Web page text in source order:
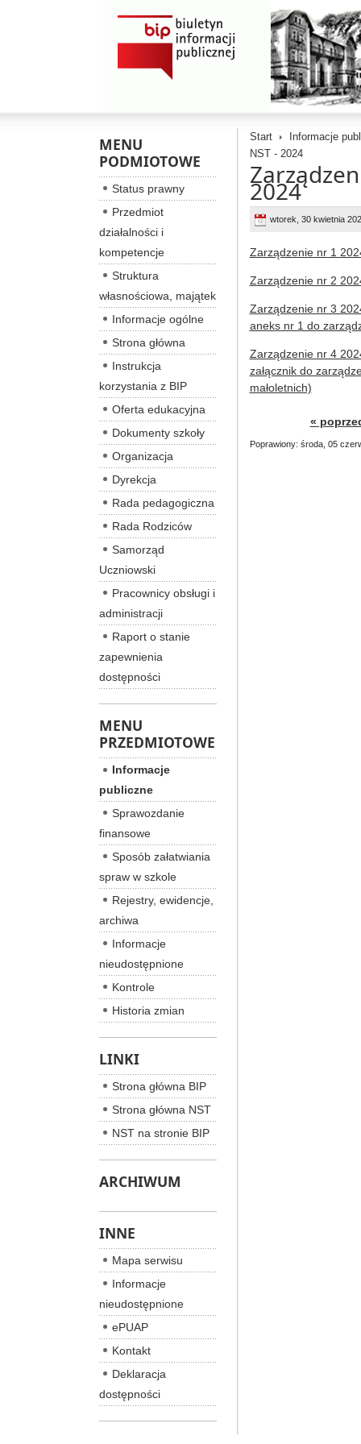
Start
Informacje
NST - 2024
2024
wtorek, 30 kwietnia
Zarządzenie nr 1
Zarządzenie nr 2
Zarządzenie nr 3
aneks nr 1 do
Zarządzenie nr 4
załącznik do
małoletnich)
«
Poprawiony: środa, 05
MENU
PODMIOTOWE
Status prawny
Przedmiot
działalności i
kompetencje
Struktura
własnościowa, majątek
Informacje ogólne
Strona główna
Instrukcja
korzystania z BIP
Oferta edukacyjna
Dokumenty szkoły
Organizacja
Dyrekcja
Rada pedagogiczna
Rada Rodziców
Samorząd
Uczniowski
Pracownicy obsługi i
administracji
Raport o stanie
zapewnienia
dostępności
MENU
PRZEDMIOTOWE
Informacje
publiczne
Sprawozdanie
finansowe
Sposób załatwiania
spraw w szkole
Rejestry, ewidencje,
archiwa
Informacje
nieudostępnione
Kontrole
Historia zmian
LINKI
Strona główna BIP
Strona główna NST
NST na stronie BIP
ARCHIWUM
INNE
Mapa serwisu
Informacje
nieudostępnione
ePUAP
Kontakt
Deklaracja
dostępności